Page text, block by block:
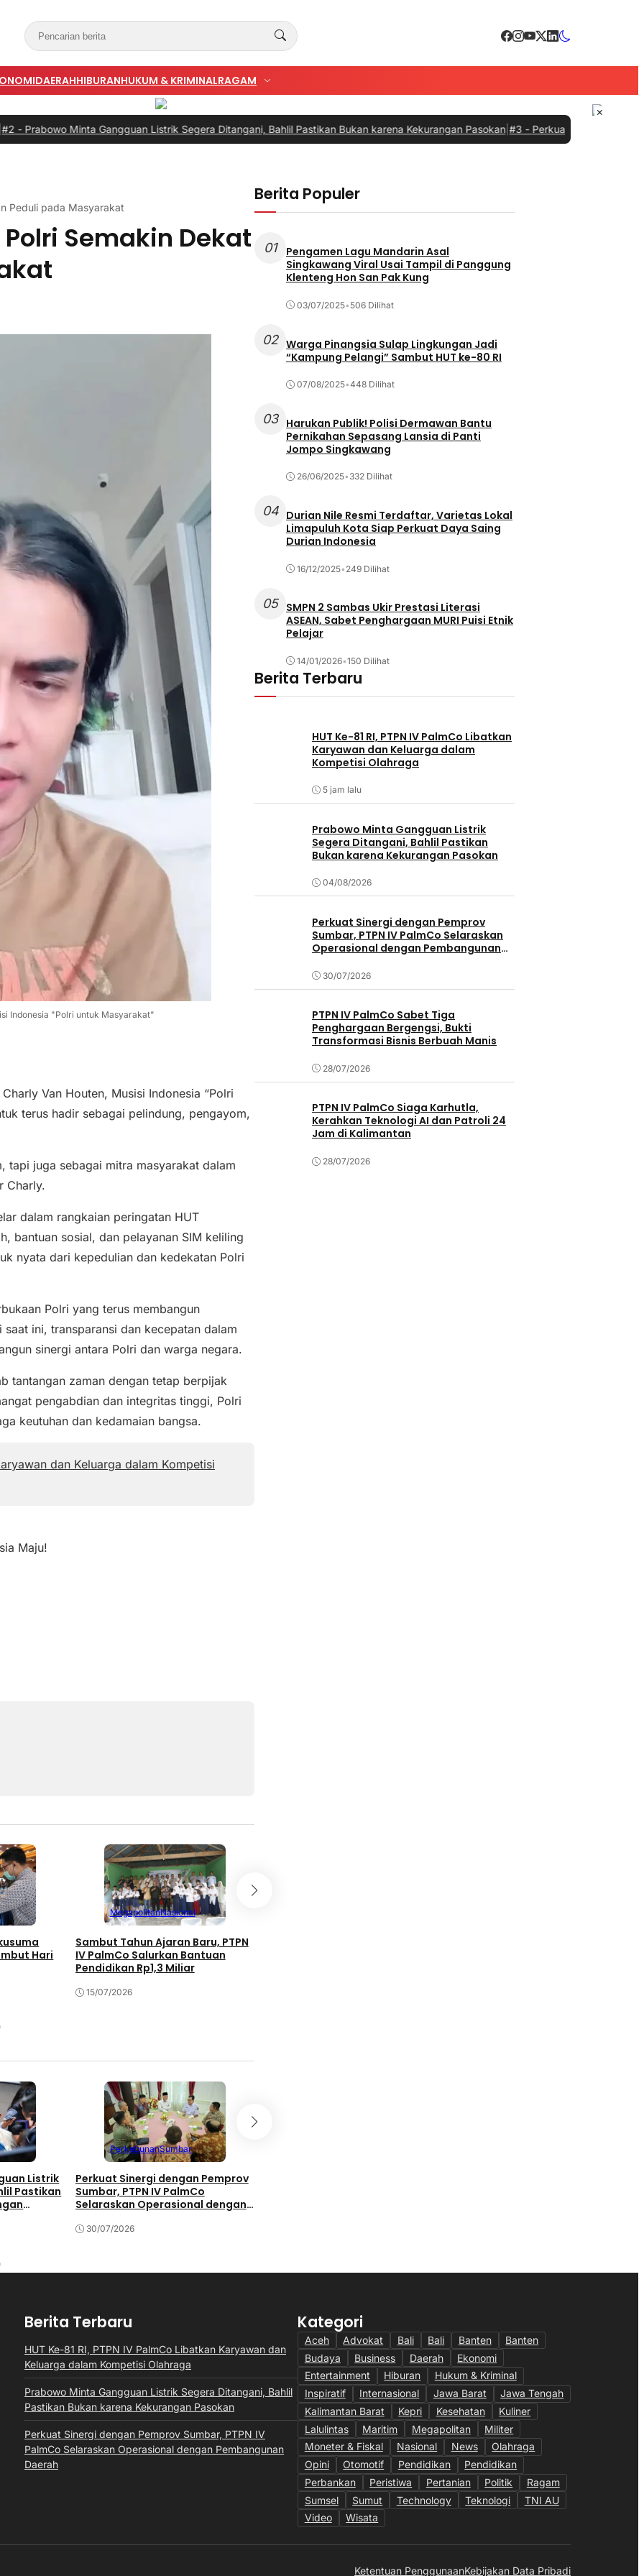
DAERAHHIBURANHUKUM & KRIMINALRAGAM
Minta Gangguan Listrik Segera Ditangani, Bahlil Pastikan Bukan karena Kekurangan Pasokan|#3 -Perkuat Sinergi dengan Pemprov
Peduli pada Masyarakat
Semakin Dekat
Indonesia "Polri untuk Masyarakat"
Van Houten, Musisi Indonesia “Polri
terus hadir sebagai pelindung, pengayom,
tapi juga sebagai mitra masyarakat dalam
Charly.
dalam rangkaian peringatan HUT
bantuan sosial, dan pelayanan SIM keliling
nyata dari kepedulian dan kedekatan Polri
Polri yang terus membangun
ini, transparansi dan kecepatan dalam
sinergi antara Polri dan warga negara.
tantangan zaman dengan tetap berpijak
pengabdian dan integritas tinggi, Polri
keutuhan dan kedamaian bangsa.
dan Keluarga dalam Kompetisi
Maju!
Hari
MegapolitanNasional
Sambut Tahun Ajaran Baru, PTPN
IV PalmCo Salurkan Bantuan
Pendidikan Rp1,3 Miliar
15/07/2026
Listrik
Pastikan
PerkebunanSumbar
Perkuat Sinergi dengan Pemprov
Sumbar, PTPN IV PalmCo
Selaraskan Operasional dengan
30/07/2026
Berita Populer
01
Pengamen Lagu Mandarin Asal
Singkawang Viral Usai Tampil di Panggung
Klenteng Hon San Pak Kung
03/07/2025• 506 Dilihat
02 Warga Pinangsia Sulap Lingkungan Jadi
“Kampung Pelangi” Sambut HUT ke-80 RI
07/08/2025•448 Dilihat
03 Harukan Publik! Polisi Dermawan Bantu
Pernikahan Sepasang Lansia di Panti
Jompo Singkawang
26/06/2025• 332 Dilihat
04 Durian Nile Resmi Terdaftar, Varietas Lokal
Limapuluh Kota Siap Perkuat Daya Saing
Durian Indonesia
16/12/2025• 249 Dilihat
05 SMPN 2 Sambas Ukir Prestasi Literasi
ASEAN, Sabet Penghargaan MURI Puisi Etnik
Pelajar
14/01/2026•150 Dilihat
Berita Terbaru
HUT Ke-81 RI, PTPN IV PalmCo Libatkan
Karyawan dan Keluarga dalam
Kompetisi Olahraga
5 jam lalu
Prabowo Minta Gangguan Listrik
Segera Ditangani, Bahlil Pastikan
Bukan karena Kekurangan Pasokan
04/08/2026
Perkuat Sinergi dengan Pemprov
Sumbar, PTPN IV PalmCo Selaraskan
Operasional dengan Pembangunan
30/07/2026
PTPN IV PalmCo Sabet Tiga
Penghargaan Bergengsi, Bukti
Transformasi Bisnis Berbuah Manis
28/07/2026
PTPN IV PalmCo Siaga Karhutla,
Kerahkan Teknologi AI dan Patroli 24
Jam di Kalimantan
28/07/2026
Berita Terbaru
HUT Ke-81 RI, PTPN IV PalmCo Libatkan Karyawan dan
Keluarga dalam Kompetisi Olahraga
Prabowo Minta Gangguan Listrik Segera Ditangani, Bahlil
Pastikan Bukan karena Kekurangan Pasokan
Perkuat Sinergi dengan Pemprov Sumbar, PTPN IV
PalmCo Selaraskan Operasional dengan Pembangunan
Daerah
Kategori
Aceh Advokat Bali Bali Banten
Banten
Budaya
Business Daerah
Ekonomi
Entertainment
Hiburan
Hukum & Kriminal
Inspiratif
Internasional Jawa Barat
Jawa Tengah
Kalimantan Barat
Kepri Kesehatan
Kuliner
Lalulintas
Maritim Megapolitan
Militer
Moneter & Fiskal
Nasional News
Olahraga
Opini
Otomotif Pendidikan
Pendidikan
Perbankan
Peristiwa Pertanian Politik
Ragam
Sumsel
Sumut Technology Teknologi
TNI AU
Video
Wisata
Ketentuan PenggunaanKebijakan Data Pribadi
×